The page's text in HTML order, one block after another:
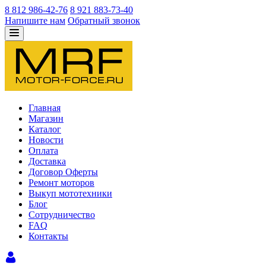
8 812 986-42-76 8 921 883-73-40
Напишите нам Обратный звонок
Главная
Магазин
Каталог
Новости
Оплата
Доставка
Договор Оферты
Ремонт моторов
Выкуп мототехники
Блог
Сотрудничество
FAQ
Контакты